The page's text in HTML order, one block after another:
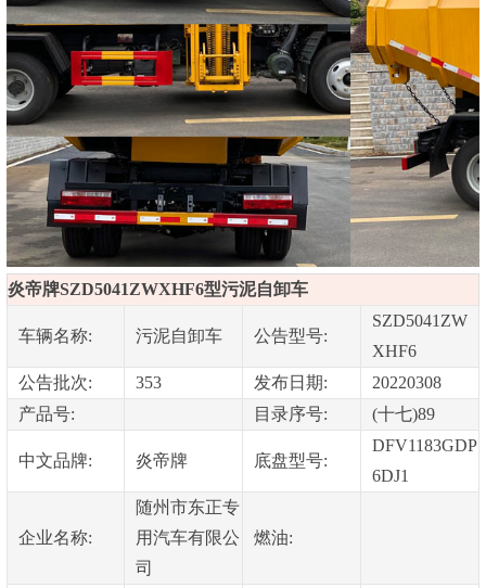
炎帝牌SZD5041ZWXHF6型污泥自卸车
车辆名称: 污泥自卸车 公告型号:
SZD5041ZW
XHF6
公告批次:
353 发布日期:
20220308
产品号:
目录序号: (十七)89
中文品牌: 炎帝牌 底盘型号:
DFV1183GDP
6DJ1
企业名称:
随州市东正专
用汽车有限公
司
燃油: